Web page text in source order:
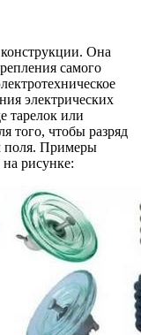
Она
самого
электрических
тарелок или
того, чтобы разряд
поля. Примеры
рисунке: